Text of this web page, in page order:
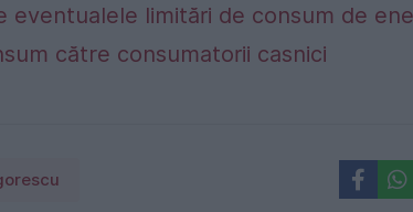
limitări de consum de
către consumatorii casnici